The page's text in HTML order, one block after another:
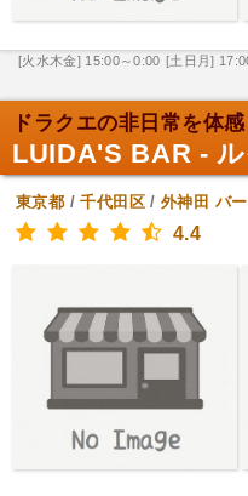
[火水木金] 15:00～0:00 [土日月]
ドラクエの非日常を体感
LUIDA'S BAR -
東京都 /千代田区/外神田 バー
4.4